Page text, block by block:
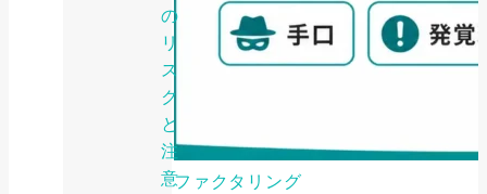
の
リ
ス
ク
と
注
意ファクタリング